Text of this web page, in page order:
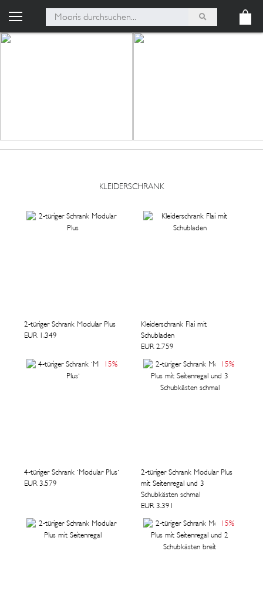
KLEIDERSCHRANK
2-türiger Schrank Modular Plus
EUR 1.349
Kleiderschrank Flai mit
Schubladen
EUR 2.759
15%
4-türiger Schrank 'Modular Plus'
EUR 3.579
15%
2-türiger Schrank Modular Plus
mit Seitenregal und 3
Schubkästen schmal
EUR 3.391
15%